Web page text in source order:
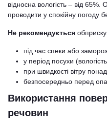
відносна вологість – від
проводити у спокійну погоду
Не рекомендується
під час спеки або
у період посухи
при швидкості вітру
безпосередньо перед
Використання
речовин